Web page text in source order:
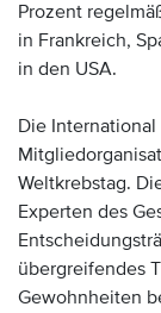
Prozent
in Frankreich,
in den USA.
Die
Weltkrebstag.
Experten des
übergreifendes
Gewohnheiten